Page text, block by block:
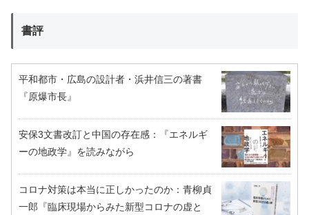
書評
平和都市・広島の設計者・浜井信三の著書
『原爆市長』
安保3文書改訂と中国の存在感：『エネルギ
ーの地政学』を読みながら
コロナ対策は本当に正しかったのか：青柳貞
一郎『臨床現場からみた新型コロナの虚と